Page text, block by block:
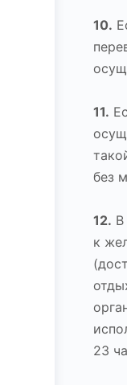
10.
11.
без
12. В
к
23